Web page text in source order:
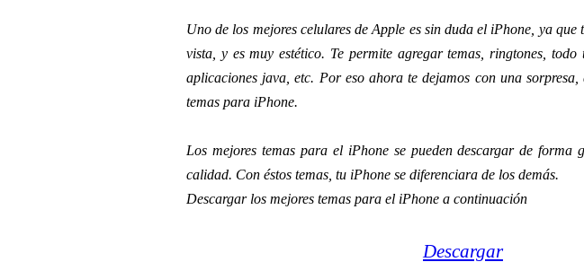
Uno de los mejores celulares de Apple es sin duda el iPhone, ya que
vista, y es muy estético. Te permite agregar temas, ringtones,
aplicaciones java, etc. Por eso ahora te dejamos con una sorpresa,
temas para iPhone.
Los mejores temas para el iPhone se pueden descargar de forma
calidad. Con éstos temas, tu iPhone se diferenciara de los demás.
Descargar los mejores temas para el iPhone a continuación
Descargar